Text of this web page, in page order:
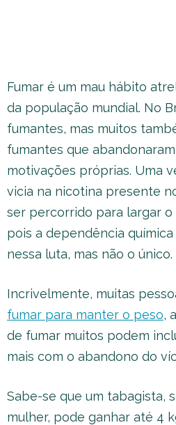
Fumar é um mau hábito
da população mundial. No
fumantes, mas muitos
fumantes que
motivações próprias. Uma
vicia na nicotina presente
ser percorrido para largar
pois a dependência
nessa luta, mas não o único.
Incrivelmente, muitas
fumar para manter o peso,
de fumar muitos podem
mais com o abandono do
Sabe-se que um tabagista,
mulher, pode ganhar até 4